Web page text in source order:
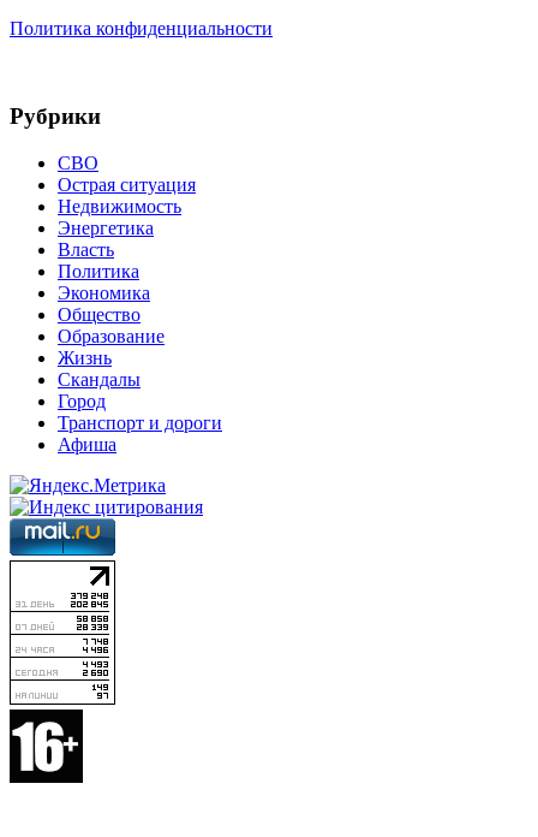
Политика конфиденциальности
Рубрики
СВО
Острая ситуация
Недвижимость
Энергетика
Власть
Политика
Экономика
Общество
Образование
Жизнь
Скандалы
Город
Транспорт и дороги
Афиша